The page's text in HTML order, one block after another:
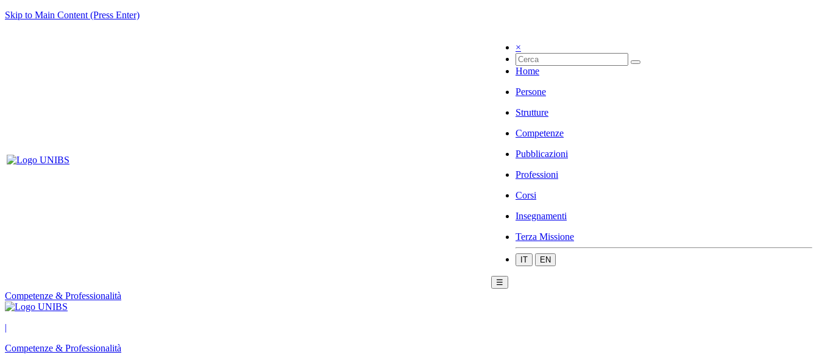
Skip to Main Content (Press Enter)
×
Home
Persone
Strutture
Competenze
Pubblicazioni
Professioni
Corsi
Insegnamenti
Terza Missione
IT EN
☰
Competenze & Professionalità
|
Competenze & Professionalità